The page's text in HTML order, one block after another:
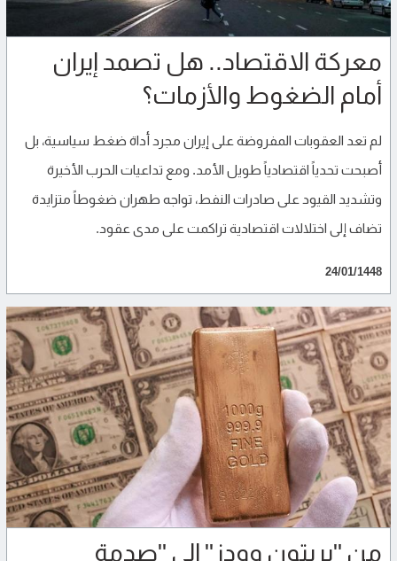
معركة الاقتصاد.. هل تصمد إيران
أمام الضغوط والأزمات؟
لم تعد العقوبات المفروضة على إيران مجرد أداة ضغط سياسية، بل
أصبحت تحدياً اقتصادياً طويل الأمد. ومع تداعيات الحرب الأخيرة
وتشديد القيود على صادرات النفط، تواجه طهران ضغوطاً متزايدة
تضاف إلى اختلالات اقتصادية تراكمت على مدى عقود.
24/01/1448
من "بريتون وودز" إلى "صدمة